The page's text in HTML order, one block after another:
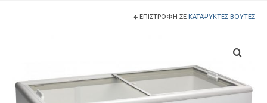
ΕΠΙΣΤΡΟΦΉ ΣΕ ΚΑΤΑΨΎΚΤΕΣ ΒΟΎΤΕΣ